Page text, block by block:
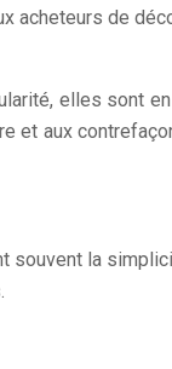
acheteurs de
elles sont
aux
la